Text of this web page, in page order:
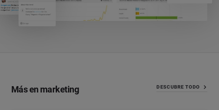
Más en marketing DESCUBRE TODO